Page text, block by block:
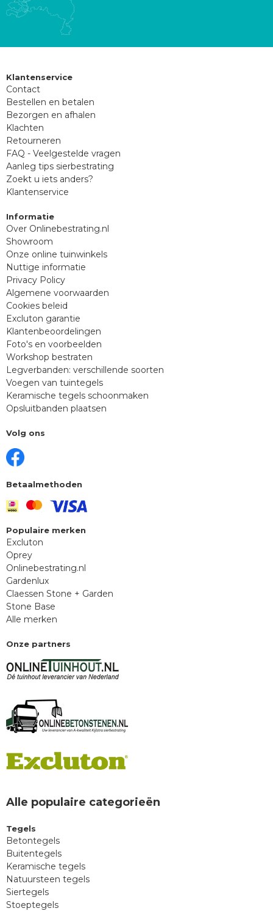
Klantenservice
Contact
Bestellen en betalen
Bezorgen en afhalen
Klachten
Retourneren
FAQ - Veelgestelde vragen
Aanleg tips sierbestrating
Zoekt u iets anders?
Klantenservice
Informatie
Over Onlinebestrating.nl
Showroom
Onze online tuinwinkels
Nuttige informatie
Privacy Policy
Algemene voorwaarden
Cookies beleid
Excluton garantie
Klantenbeoordelingen
Foto's en voorbeelden
Workshop bestraten
Legverbanden: verschillende soorten
Voegen van tuintegels
Keramische tegels schoonmaken
Opsluitbanden plaatsen
Volg ons
Betaalmethoden
Populaire merken
Excluton
Oprey
Onlinebestrating.nl
Gardenlux
Claessen Stone + Garden
Stone Base
Alle merken
Onze partners
Alle populaire categorieën
Tegels
Betontegels
Buitentegels
Keramische tegels
Natuursteen tegels
Siertegels
Stoeptegels